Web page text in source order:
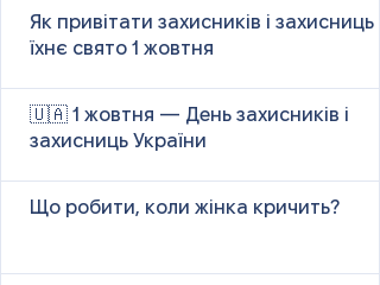
Як привітати захисників і захисниць у
їхнє свято 1 жовтня
🇺🇦 1 жовтня — День захисників і
захисниць України
Що робити, коли жінка кричить?